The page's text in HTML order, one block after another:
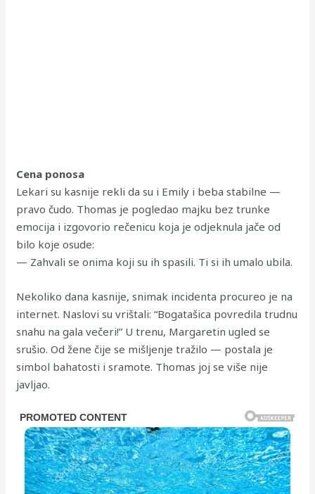
Cena ponosa
Lekari su kasnije rekli da su i Emily i beba stabilne —
pravo čudo. Thomas je pogledao majku bez trunke
emocija i izgovorio rečenicu koja je odjeknula jače od
bilo koje osude:
— Zahvali se onima koji su ih spasili. Ti si ih umalo ubila.
Nekoliko dana kasnije, snimak incidenta procureo je na
internet. Naslovi su vrištali: “Bogatašica povredila trudnu
snahu na gala večeri!” U trenu, Margaretin ugled se
srušio. Od žene čije se mišljenje tražilo — postala je
simbol bahatosti i sramote. Thomas joj se više nije
javljao.